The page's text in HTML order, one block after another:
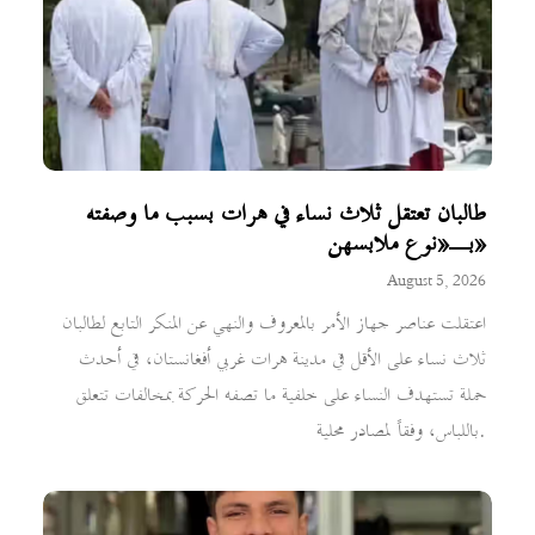
طالبان تعتقل ثلاث نساء في هرات بسبب ما وصفته
بـ«نوع ملابسهن»
August 5, 2026
اعتقلت عناصر جهاز الأمر بالمعروف والنهي عن المنكر التابع لطالبان
ثلاث نساء على الأقل في مدينة هرات غربي أفغانستان، في أحدث
حملة تستهدف النساء على خلفية ما تصفه الحركة بمخالفات تتعلق
باللباس، وفقاً لمصادر محلية.